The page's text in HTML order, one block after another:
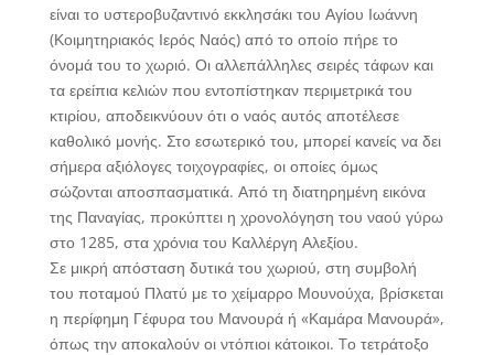
είναι το υστεροβυζαντινό εκκλησάκι του Αγίου Ιωάννη
(Κοιμητηριακός Ιερός Ναός) από το οποίο πήρε το
όνομά του το χωριό. Οι αλλεπάλληλες σειρές τάφων και
τα ερείπια κελιών που εντοπίστηκαν περιμετρικά του
κτιρίου, αποδεικνύουν ότι ο ναός αυτός αποτέλεσε
καθολικό μονής. Στο εσωτερικό του, μπορεί κανείς να δει
σήμερα αξιόλογες τοιχογραφίες, οι οποίες όμως
σώζονται αποσπασματικά. Από τη διατηρημένη εικόνα
της Παναγίας, προκύπτει η χρονολόγηση του ναού γύρω
στο 1285, στα χρόνια του Καλλέργη Αλεξίου.
Σε μικρή απόσταση δυτικά του χωριού, στη συμβολή
του ποταμού Πλατύ με το χείμαρρο Μουνούχα, βρίσκεται
η περίφημη Γέφυρα του Μανουρά ή «Καμάρα Μανουρά»,
όπως την αποκαλούν οι ντόπιοι κάτοικοι. Tο τετράτοξο